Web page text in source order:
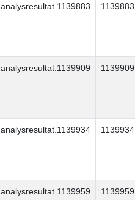
analysresultat.1139883 1139883
analysresultat.1139909 1139909
analysresultat.1139934 1139934
analysresultat.1139959 1139959